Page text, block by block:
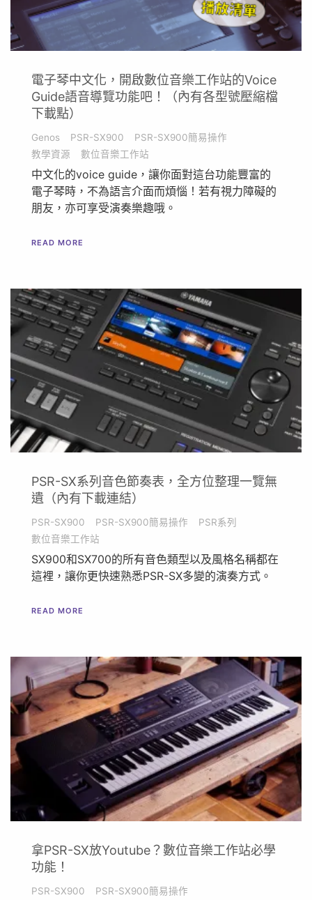
電子琴中文化，開啟數位音樂工作站的Voice
Guide語音導覽功能吧！（內有各型號壓縮檔
下載點）
Genos PSR-SX900
PSR-SX900簡易操作
教學資源
數位音樂工作站
中文化的voice guide，讓你面對這台功能豐富的
電子琴時，不為語言介面而煩惱！若有視力障礙的
朋友，亦可享受演奏樂趣哦。
READ MORE
PSR-SX系列音色節奏表，全方位整理一覽無
遺（內有下載連結）
PSR-SX900 PSR-SX900簡易操作
PSR系列
數位音樂工作站
SX900和SX700的所有音色類型以及風格名稱都在
這裡，讓你更快速熟悉PSR-SX多變的演奏方式。
READ MORE
拿PSR-SX放Youtube？數位音樂工作站必學
功能！
PSR-SX900 PSR-SX900簡易操作